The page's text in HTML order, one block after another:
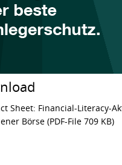
Sheet: Financial-Literacy-
Börse (PDF-File 709 KB)